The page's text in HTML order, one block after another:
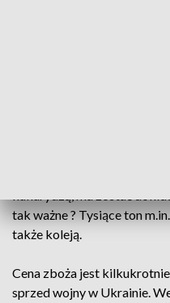
tak ważne ? Tysiące ton
także koleją.
Cena zboża jest
sprzed wojny w Ukrainie.